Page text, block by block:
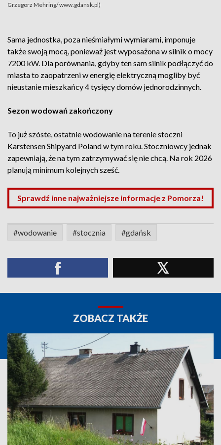
Grzegorz Mehring/ www.gdansk.pl)
Sama jednostka, poza nieśmiałymi wymiarami, imponuje
także swoją mocą, ponieważ jest wyposażona w silnik o mocy
7200 kW. Dla porównania, gdyby ten sam silnik podłączyć do
miasta to zaopatrzeni w energię elektryczną mogliby być
nieustanie mieszkańcy 4 tysięcy domów jednorodzinnych.
Sezon wodowań zakończony
To już szóste, ostatnie wodowanie na terenie stoczni
Karstensen Shipyard Poland w tym roku. Stoczniowcy jednak
zapewniają, że na tym zatrzymywać się nie chcą. Na rok 2026
planują minimum kolejnych sześć.
Sprawdź inne najważniejsze informacje z Pomorza!
#wodowanie #stocznia #gdańsk
ZOBACZ TAKŻE